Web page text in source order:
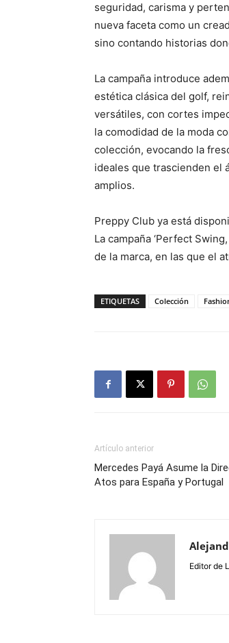
seguridad, carisma y
nueva faceta como un
sino contando historias
La campaña introduce
estética clásica del golf,
versátiles, con cortes
la comodidad de la moda
colección, evocando la
ideales que trascienden el
amplios.
Preppy Club ya está
La campaña ‘Perfect
de la marca, en las que el
ETIQUETAS Colección
Artículo anterior
Mercedes Payá Asume la
Atos para España y Portugal
Editor de